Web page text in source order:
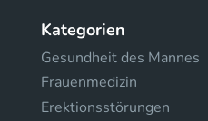
Kategorien
Gesundheit des Mannes
Frauenmedizin
Erektionsstörungen